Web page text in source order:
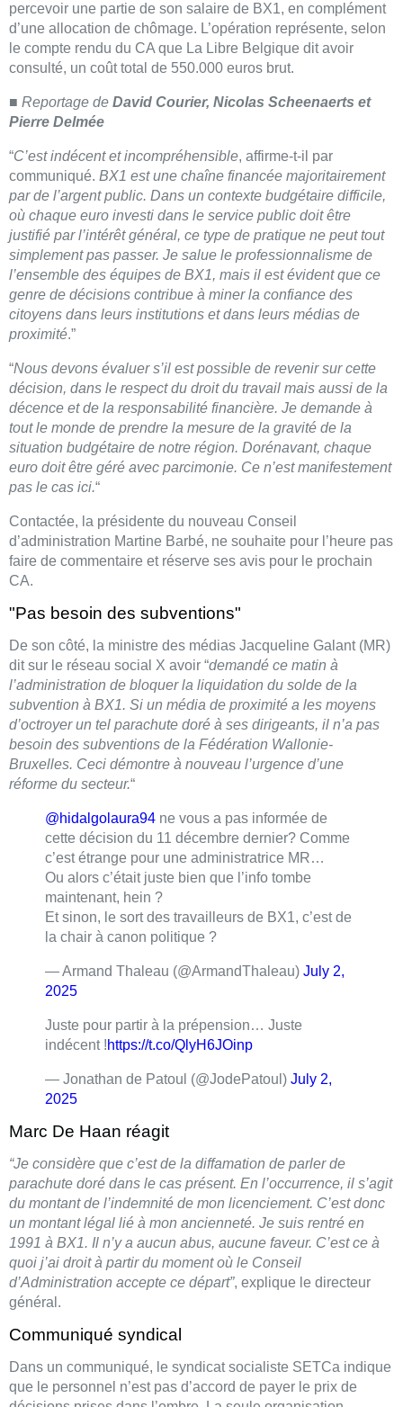
percevoir une partie de son salaire de BX1, en complément
d’une allocation de chômage. L’opération représente, selon
le compte rendu du CA que La Libre Belgique dit avoir
consulté, un coût total de 550.000 euros brut.
■ Reportage de David Courier, Nicolas Scheenaerts et
Pierre Delmée
“C’est indécent et incompréhensible, affirme-t-il par
communiqué. BX1 est une chaîne financée majoritairement
par de l’argent public. Dans un contexte budgétaire difficile,
où chaque euro investi dans le service public doit être
justifié par l’intérêt général, ce type de pratique ne peut tout
simplement pas passer. Je salue le professionnalisme de
l’ensemble des équipes de BX1, mais il est évident que ce
genre de décisions contribue à miner la confiance des
citoyens dans leurs institutions et dans leurs médias de
proximité.”
“Nous devons évaluer s’il est possible de revenir sur cette
décision, dans le respect du droit du travail mais aussi de la
décence et de la responsabilité financière. Je demande à
tout le monde de prendre la mesure de la gravité de la
situation budgétaire de notre région. Dorénavant, chaque
euro doit être géré avec parcimonie. Ce n’est manifestement
pas le cas ici.“
Contactée, la présidente du nouveau Conseil
d’administration Martine Barbé, ne souhaite pour l’heure pas
faire de commentaire et réserve ses avis pour le prochain
CA.
"Pas besoin des subventions"
De son côté, la ministre des médias Jacqueline Galant (MR)
dit sur le réseau social X avoir “demandé ce matin à
l’administration de bloquer la liquidation du solde de la
subvention à BX1. Si un média de proximité a les moyens
d’octroyer un tel parachute doré à ses dirigeants, il n’a pas
besoin des subventions de la Fédération Wallonie-
Bruxelles. Ceci démontre à nouveau l’urgence d’une
réforme du secteur.“
@hidalgolaura94 ne vous a pas informée de
cette décision du 11 décembre dernier? Comme
c’est étrange pour une administratrice MR…
Ou alors c’était juste bien que l’info tombe
maintenant, hein ?
Et sinon, le sort des travailleurs de BX1, c’est de
la chair à canon politique ?
— Armand Thaleau (@ArmandThaleau) July 2,
2025
Juste pour partir à la prépension… Juste
indécent !https://t.co/QlyH6JOinp
— Jonathan de Patoul (@JodePatoul) July 2,
2025
Marc De Haan réagit
“Je considère que c’est de la diffamation de parler de
parachute doré dans le cas présent. En l’occurrence, il s’agit
du montant de l’indemnité de mon licenciement. C’est donc
un montant légal lié à mon ancienneté. Je suis rentré en
1991 à BX1. Il n’y a aucun abus, aucune faveur. C’est ce à
quoi j’ai droit à partir du moment où le Conseil
d’Administration accepte ce départ”, explique le directeur
général.
Communiqué syndical
Dans un communiqué, le syndicat socialiste SETCa indique
que le personnel n’est pas d’accord de payer le prix de